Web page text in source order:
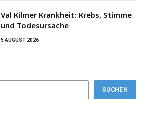
Val Kilmer Krankheit: Krebs, Stimme
und Todesursache
5 AUGUST 2026
SUCHEN